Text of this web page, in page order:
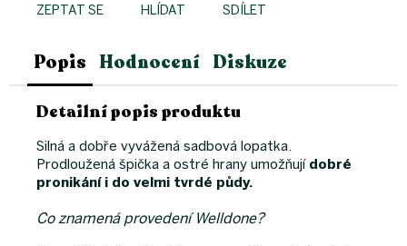
ZEPTAT SE HLÍDAT SDÍLET
Popis Hodnocení Diskuze
Detailní popis produktu
Silná a dobře vyvážená sadbová lopatka.
Prodloužená špička a ostré hrany umožňují dobré
pronikání i do velmi tvrdé půdy.
Co znamená provedení Welldone?